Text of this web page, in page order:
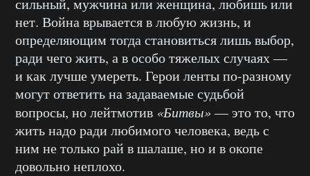
сильный, мужчина или женщина, любишь или
нет. Война врывается в любую жизнь, и
определяющим тогда становиться лишь выбор,
ради чего жить, а в особотяжелыхслучаях —
и как лучше умереть. Герои ленты по-разному
могут ответить на задаваемые судьбой
вопросы, нолейтмотив «Битвы»—это то, что
жить надо ради любимого человека, ведь с
ним не только рай в шалаше, но и в окопе
довольно неплохо.